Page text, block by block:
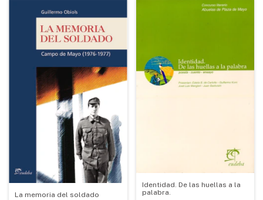
La memoria del soldado
Identidad. De las huellas a la
palabra.